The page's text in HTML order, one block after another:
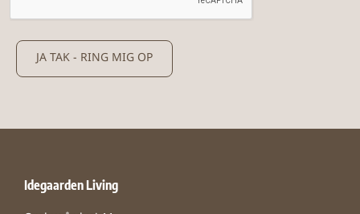
JA TAK - RING MIG OP
Idegaarden Living